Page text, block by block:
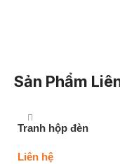
Sản Phẩm
Tranh hộp đèn
Liên hệ